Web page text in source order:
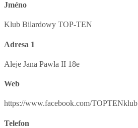
Jméno
Klub Bilardowy TOP-TEN
Adresa 1
Aleje Jana Pawła II 18e
Web
https://www.facebook.com/TOPTENklub
Telefon